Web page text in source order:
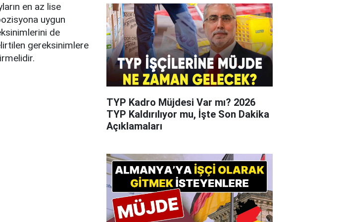
en az lise
uygun
de
gereksinimlere
TYP Kadro Müjdesi Var mı? 2026
TYP Kaldırılıyor mu, İşte Son Dakika
Açıklamaları